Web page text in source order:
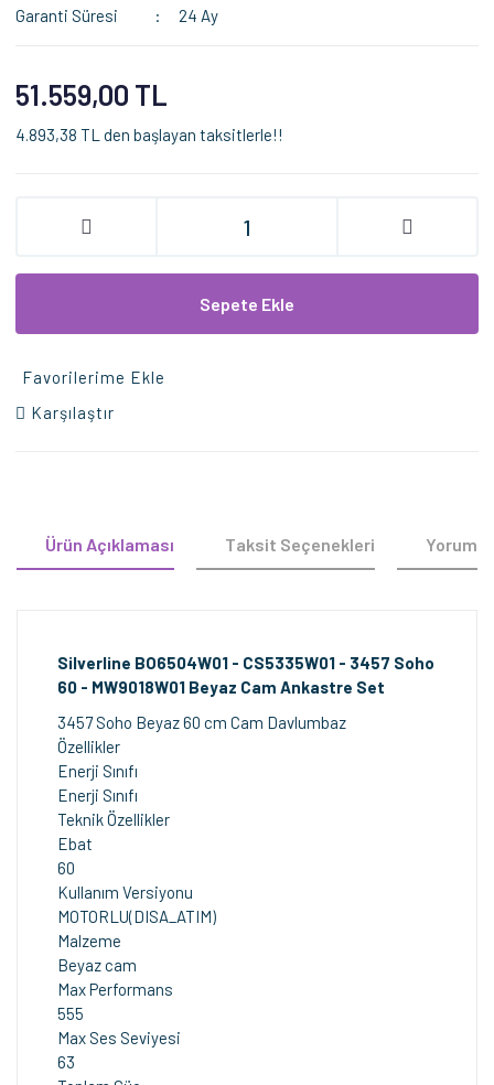
Garanti Süresi
24 Ay
51.559,00 TL
4.893,38 TL den başlayan taksitlerle!!
Sepete Ekle
Favorilerime Ekle
Karşılaştır
Ürün Açıklaması Taksit Seçenekleri
Silverline BO6504W01 - CS5335W01 - 3457 Soho
60 - MW9018W01 Beyaz Cam Ankastre Set
3457 Soho Beyaz 60 cm Cam Davlumbaz
Özellikler
Enerji Sınıfı
Enerji Sınıfı
Teknik Özellikler
Ebat
60
Kullanım Versiyonu
MOTORLU(DISA_ATIM)
Malzeme
Beyaz cam
Max Performans
555
Max Ses Seviyesi
63